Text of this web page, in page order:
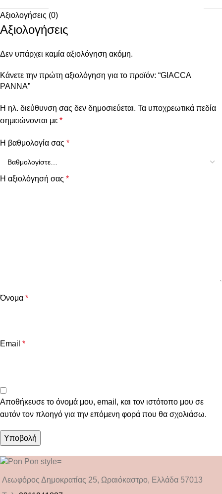
Αξιολογήσεις (0)
Αξιολογήσεις
Δεν υπάρχει καμία αξιολόγηση ακόμη.
Κάνετε την πρώτη αξιολόγηση για το προϊόν: “GIACCA
PANNA”
Η ηλ. διεύθυνση σας δεν δημοσιεύεται. Τα υποχρεωτικά πεδία
σημειώνονται με *
Η βαθμολογία σας *
Η αξιολόγησή σας *
Όνομα *
Email *
Αποθήκευσε το όνομά μου, email, και τον ιστότοπο μου σε
αυτόν τον πλοηγό για την επόμενη φορά που θα σχολιάσω.
Λεωφόρος Δημοκρατίας 25, Ωραιόκαστρο, Ελλάδα 57013